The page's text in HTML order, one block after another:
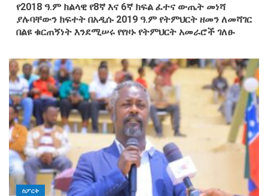
የ2018 ዓ.ም ክልላዊ የ8ኛ እና 6ኛ ክፍል ፈተና ውጤት መነሻ
ያሉባቸውን ክፍተት በአዲሱ 2019 ዓ.ም የትምህርት ዘመን ለመሻገር
በልዩ ቁርጠኝነት እንደሚሠሩ የየዞኑ የትምህርት አመራሮች ገለፁ
ስፖርት